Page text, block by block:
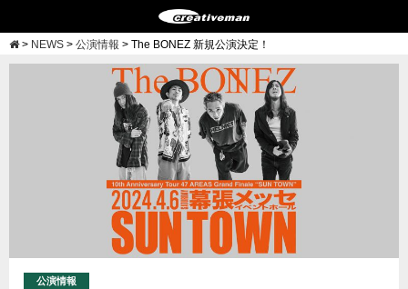
> NEWS > 公演情報 > The BONEZ 新規公演決定！
公演情報